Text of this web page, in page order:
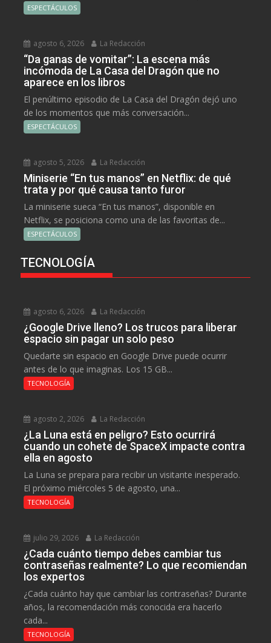
ESPECTÁCULOS
agosto 6, 2026 La Redacción
“Da ganas de vomitar”: La escena más
incómoda de La Casa del Dragón que no
aparece en los libros
El penúltimo episodio de La Casa del Dragón dejó uno
de los momentos que más conversación...
ESPECTÁCULOS
agosto 5, 2026 La Redacción
Miniserie “En tus manos” en Netflix: de qué
trata y por qué causa tanto furor
La miniserie sueca “En tus manos”, disponible en
Netflix, se posiciona como una de las favoritas de...
ESPECTÁCULOS
TECNOLOGÍA
agosto 6, 2026 La Redacción
¿Google Drive lleno? Los trucos para liberar
espacio sin pagar un solo peso
Quedarte sin espacio en Google Drive puede ocurrir
antes de lo que imaginas. Los 15 GB...
TECNOLOGÍA
agosto 2, 2026 La Redacción
¿La Luna está en peligro? Esto ocurrirá
cuando un cohete de SpaceX impacte contra
ella en agosto
La Luna se prepara para recibir un visitante inesperado.
El próximo miércoles 5 de agosto, una...
TECNOLOGÍA
julio 29, 2026 La Redacción
¿Cada cuánto tiempo debes cambiar tus
contraseñas realmente? Lo que recomiendan
los expertos
¿Cada cuánto hay que cambiar las contraseñas? Durante
años, la recomendación más conocida era hacerlo
cada...
TECNOLOGÍA